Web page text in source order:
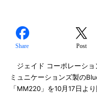
Share Post
ジェイド コーポレーショ
ミュニケーションズ製の
「MM220」を10月17日よ